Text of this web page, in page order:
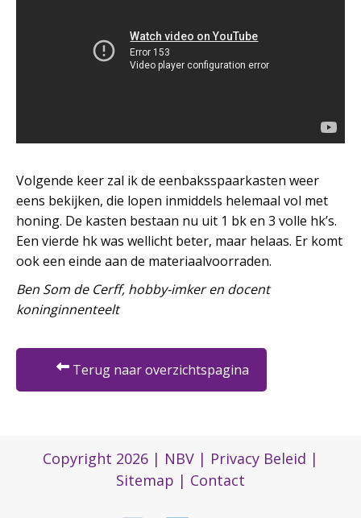
Volgende keer zal ik de eenbaksspaarkasten weer
eens bekijken, die lopen inmiddels helemaal vol met
honing. De kasten bestaan nu uit 1 bk en 3 volle hk’s.
Een vierde hk was wellicht beter, maar helaas. Er komt
ook een einde aan de materiaalvoorraden.
Ben Som de Cerff, hobby-imker en docent
koninginnenteelt
Terug naar overzichtspagina
Copyright 2026 | NBV | Privacy Beleid |
Sitemap | Contact